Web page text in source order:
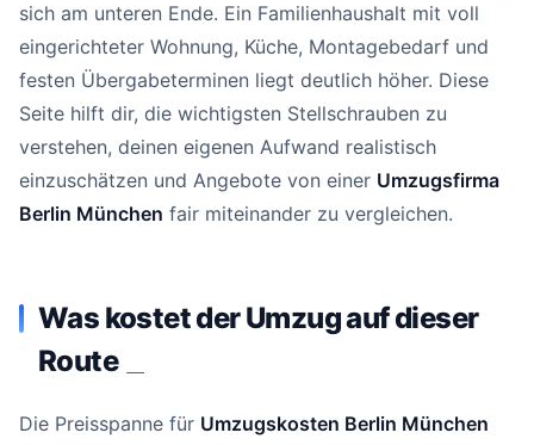
sich am unteren Ende. Ein Familienhaushalt mit voll
eingerichteter Wohnung, Küche, Montagebedarf und
festen Übergabeterminen liegt deutlich höher. Diese
Seite hilft dir, die wichtigsten Stellschrauben zu
verstehen, deinen eigenen Aufwand realistisch
einzuschätzen und Angebote von einer Umzugsfirma
Berlin München fair miteinander zu vergleichen.
Was kostet der Umzug auf dieser
Route
Die Preisspanne für Umzugskosten Berlin München